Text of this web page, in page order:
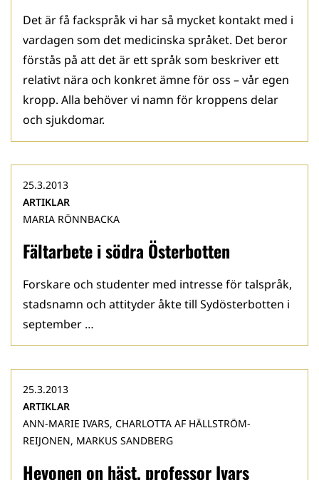
Det är få fackspråk vi har så mycket kontakt med i
vardagen som det medicinska språket. Det beror
förstås på att det är ett språk som beskriver ett
relativt nära och konkret ämne för oss – vår egen
kropp. Alla behöver vi namn för kroppens delar
och sjukdomar.
Fältarbete i södra Österbotten
25.3.2013
ARTIKLAR
MARIA RÖNNBACKA
Forskare och studenter med intresse för talspråk,
stadsnamn och attityder åkte till Sydösterbotten i
september …
Hevonen on häst, professor Ivars
25.3.2013
ARTIKLAR
ANN-MARIE IVARS, CHARLOTTA AF HÄLLSTRÖM-
REIJONEN, MARKUS SANDBERG